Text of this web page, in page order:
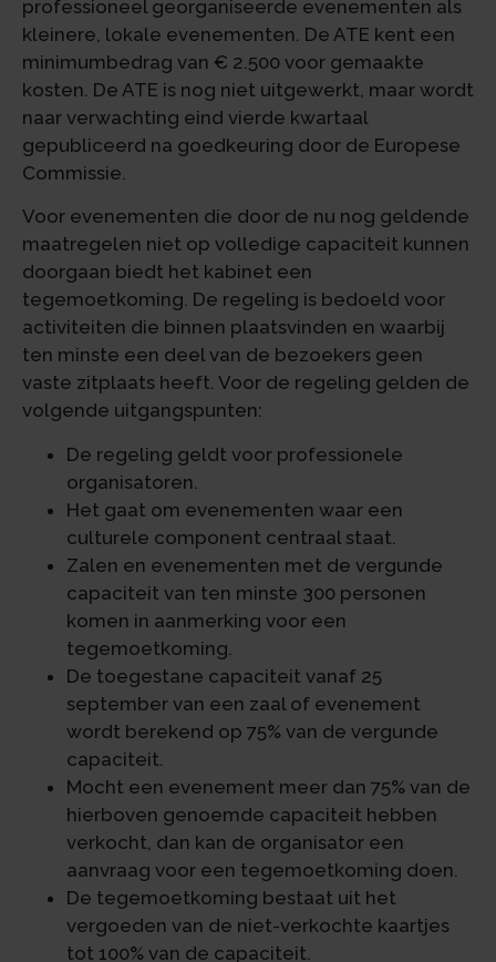
professioneel georganiseerde evenementen als
kleinere, lokale evenementen. De ATE kent een
minimumbedrag van € 2.500 voor gemaakte
kosten. De ATE is nog niet uitgewerkt, maar wordt
naar verwachting eind vierde kwartaal
gepubliceerd na goedkeuring door de Europese
Commissie.
Voor evenementen die door de nu nog geldende
maatregelen niet op volledige capaciteit kunnen
doorgaan biedt het kabinet een
tegemoetkoming. De regeling is bedoeld voor
activiteiten die binnen plaatsvinden en waarbij
ten minste een deel van de bezoekers geen
vaste zitplaats heeft. Voor de regeling gelden de
volgende uitgangspunten:
De regeling geldt voor professionele
organisatoren.
Het gaat om evenementen waar een
culturele component centraal staat.
Zalen en evenementen met de vergunde
capaciteit van ten minste 300 personen
komen in aanmerking voor een
tegemoetkoming.
De toegestane capaciteit vanaf 25
september van een zaal of evenement
wordt berekend op 75% van de vergunde
capaciteit.
Mocht een evenement meer dan 75% van de
hierboven genoemde capaciteit hebben
verkocht, dan kan de organisator een
aanvraag voor een tegemoetkoming doen.
De tegemoetkoming bestaat uit het
vergoeden van de niet-verkochte kaartjes
tot 100% van de capaciteit.